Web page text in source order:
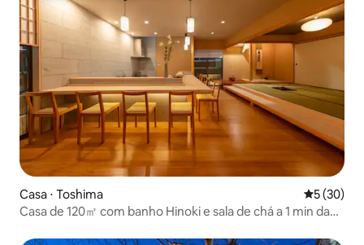
Casa ⋅ Toshima 5 de uma
5 (30)
Casa de 120㎡ com banho Hinoki e sala de chá a 1 min da